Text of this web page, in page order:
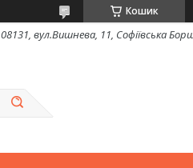
Кошик
08131, вул.Вишнева, 11, Софіївська